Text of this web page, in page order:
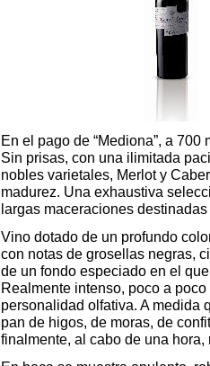
En el pago de “Mediona”, a
Sin prisas, con una ilimitada
nobles varietales, Merlot y
madurez. Una exhaustiva
largas maceraciones
Vino dotado de un profundo
con notas de grosellas negras,
de un fondo especiado en el
Realmente intenso, poco a
personalidad olfativa. A medida
pan de higos, de moras, de
finalmente, al cabo de una